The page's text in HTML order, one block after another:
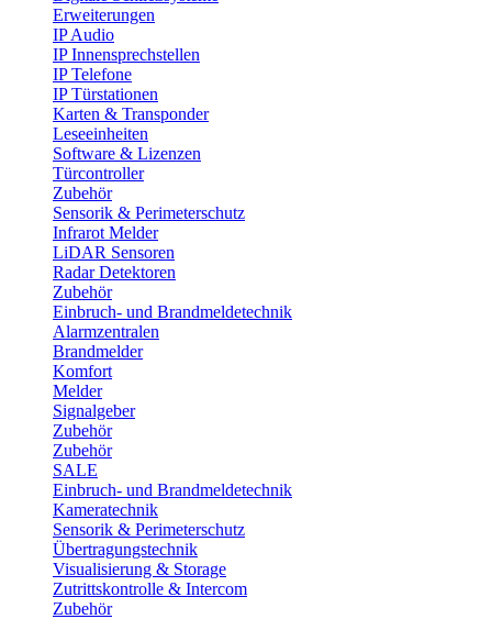
Erweiterungen
IP Audio
IP Innensprechstellen
IP Telefone
IP Türstationen
Karten & Transponder
Leseeinheiten
Software & Lizenzen
Türcontroller
Zubehör
Sensorik & Perimeterschutz
Infrarot Melder
LiDAR Sensoren
Radar Detektoren
Zubehör
Einbruch- und Brandmeldetechnik
Alarmzentralen
Brandmelder
Komfort
Melder
Signalgeber
Zubehör
Zubehör
SALE
Einbruch- und Brandmeldetechnik
Kameratechnik
Sensorik & Perimeterschutz
Übertragungstechnik
Visualisierung & Storage
Zutrittskontrolle & Intercom
Zubehör